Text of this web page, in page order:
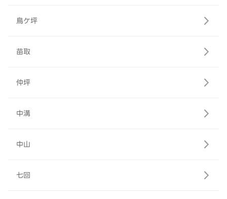
鳥ケ坪
苗取
仲坪
中溝
中山
七回